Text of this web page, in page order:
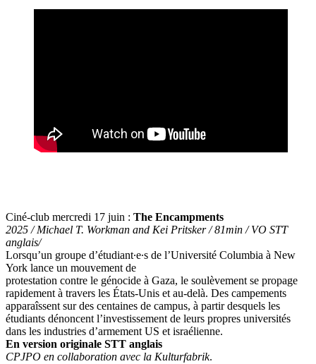
Ciné-club mercredi 17 juin : The Encampments
2025 / Michael T. Workman and Kei Pritsker / 81min / VO STT
anglais/
Lorsqu’un groupe d’étudiant∙e∙s de l’Université Columbia à New
York lance un mouvement de
protestation contre le génocide à Gaza, le soulèvement se propage
rapidement à travers les États-Unis et au-delà. Des campements
apparaîssent sur des centaines de campus, à partir desquels les
étudiants dénoncent l’investissement de leurs propres universités
dans les industries d’armement US et israélienne.
En version originale STT anglais
CPJPO en collaboration avec la Kulturfabrik.